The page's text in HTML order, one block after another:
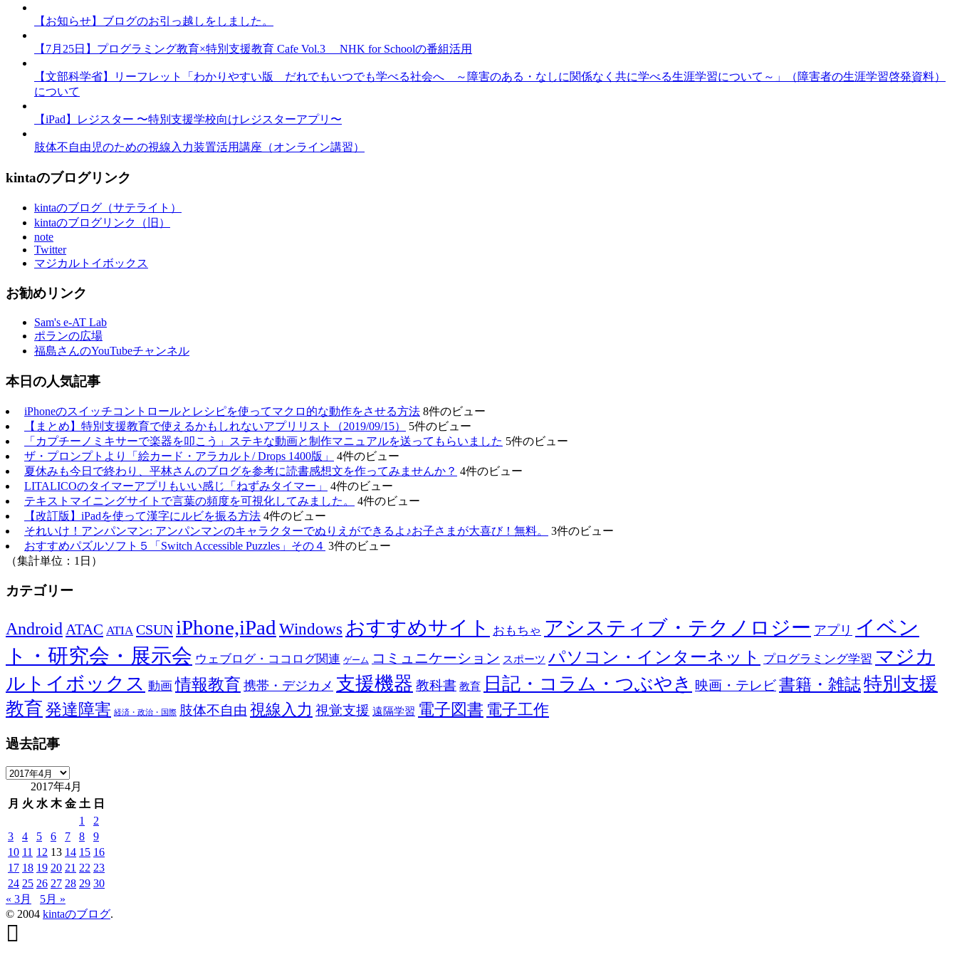
【お知らせ】ブログのお引っ越しをしました。
【7月25日】プログラミング教育×特別支援教育 Cafe Vol.3 NHK for Schoolの番組活用
【文部科学省】リーフレット「わかりやすい版 だれでもいつでも学べる社会へ ～障害のある・なしに関係なく共に学べる生涯学習について～」（障害者の生涯学習啓発資料）
について
【iPad】レジスター 〜特別支援学校向けレジスターアプリ〜
肢体不自由児のための視線入力装置活用講座（オンライン講習）
kintaのブログリンク
kintaのブログ（サテライト）
kintaのブログリンク（旧）
note
Twitter
マジカルトイボックス
お勧めリンク
Sam's e-AT Lab
ポランの広場
福島さんのYouTubeチャンネル
本日の人気記事
iPhoneのスイッチコントロールとレシピを使ってマクロ的な動作をさせる方法 8件のビュー
【まとめ】特別支援教育で使えるかもしれないアプリリスト（2019/09/15）
5件のビュー
「カプチーノミキサーで楽器を叩こう」ステキな動画と制作マニュアルを送ってもらいました 5件のビュー
ザ・プロンプトより「絵カード・アラカルト/ Drops 1400版」
4件のビュー
夏休みも今日で終わり、平林さんのブログを参考に読書感想文を作ってみませんか？ 4件のビュー
LITALICOのタイマーアプリもいい感じ「ねずみタイマー」
4件のビュー
テキストマイニングサイトで言葉の頻度を可視化してみました。
4件のビュー
【改訂版】iPadを使って漢字にルビを振る方法 4件のビュー
それいけ！アンパンマン: アンパンマンのキャラクターでぬりえができるよ♪お子さまが大喜び！無料。
3件のビュー
おすすめパズルソフト５「Switch Accessible Puzzles」その４ 3件のビュー
（集計単位：1日）
カテゴリー
Android ATAC ATIA CSUN iPhone,iPad Windows おすすめサイト おもちゃ アシスティブ・テクノロジー アプリ イベン
ト・研究会・展示会 ウェブログ・ココログ関連 ゲーム コミュニケーション スポーツ パソコン・インターネット プログラミング学習 マジカ
ルトイボックス 動画 情報教育 携帯・デジカメ 支援機器 教科書 教育 日記・コラム・つぶやき 映画・テレビ書籍・雑誌特別支援
教育発達障害 経済・政治・国際 肢体不自由 視線入力 視覚支援 遠隔学習 電子図書 電子工作
過去記事
過
記
2017年4月
月 火 水 木 金 土 日
1
2
3
4 5 6 7 8
9
10 11 12 13 14 15 16
17 18 19 20 21 22 23
24 25 26 27 28 29 30
« 3月
5月 »
© 2004 kintaのブログ.